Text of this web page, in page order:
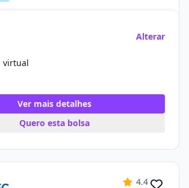
Alterar
virtual
Ver mais detalhes
Quero esta bolsa
4.4